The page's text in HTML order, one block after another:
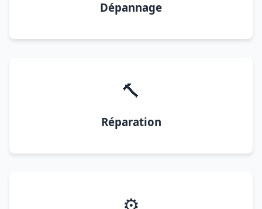
Dépannage
🔨
Réparation